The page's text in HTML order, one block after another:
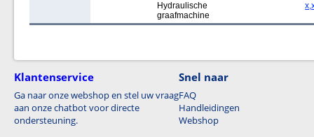
Hydraulische
graafmachine
Klantenservice
Ga naar onze webshop en stel uw vraag
aan onze chatbot voor directe
ondersteuning.
Snel naar
FAQ
Handleidingen
Webshop